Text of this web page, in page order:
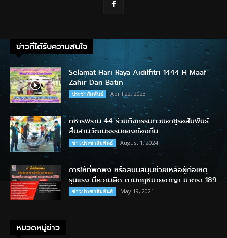
ข่าวที่ได้รับความสนใจ
Selamat Hari Raya Aidilfitri 1444 H Maaf
Zahir Dan Batin
ประชาสัมพันธ์ April 22, 2023
ทหารพราน 44 ร่วมกิจกรรมกวนอาซูรอสัมพันธ์
สืบสานวัฒนธรรมของท้องถิ่น
ข่าวประชาสัมพันธ์ August 1, 2024
การให้ที่พักพิง หรือสนับสนุนช่วยเหลือผู้ก่อเหตุ
รุนแรง มีความผิด ตามกฎหมายอาญา มาตรา 189
ข่าวประชาสัมพันธ์ May 19, 2021
หมวดหมู่ข่าว